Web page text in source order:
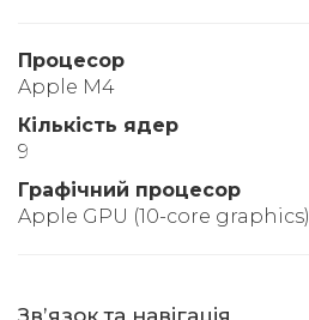
Процесор
Apple M4
Кількість ядер
9
Графічний процесор
Apple GPU (10-core graphics)
Звʼязок та навігація